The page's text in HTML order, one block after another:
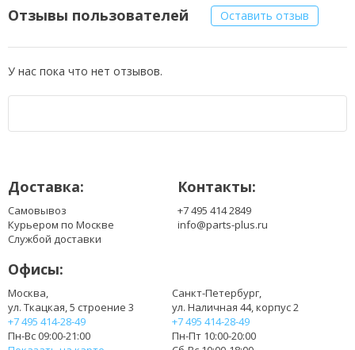
Отзывы пользователей Оставить отзыв
У нас пока что нет отзывов.
Доставка:
Самовывоз
Курьером по Москве
Службой доставки
Контакты:
+7 495 414 2849
info@parts-plus.ru
Офисы:
Москва,
ул. Ткацкая, 5 строение 3
+7 495 414-28-49
Пн-Вс 09:00-21:00
Санкт-Петербург,
ул. Наличная 44, корпус 2
+7 495 414-28-49
Пн-Пт 10:00-20:00